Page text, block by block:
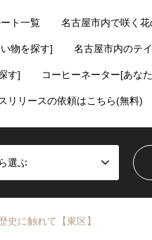
ト一覧 名古屋市内で咲く
物を探す] 名古屋市内のテ
す] コーヒーネーター[あな
リリースの依頼はこちら(無料)
選ぶ
史に触れて【東区】